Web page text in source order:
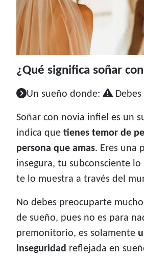
¿Qué significa soñar
Un sueño donde:
Soñar con novia infiel es un
indica que tienes temor de
persona que amas. Eres una
insegura, tu subconsciente lo
te lo muestra a través del
No debes preocuparte
de sueño, pues no es para
premonitorio, es solamente
inseguridad reflejada en